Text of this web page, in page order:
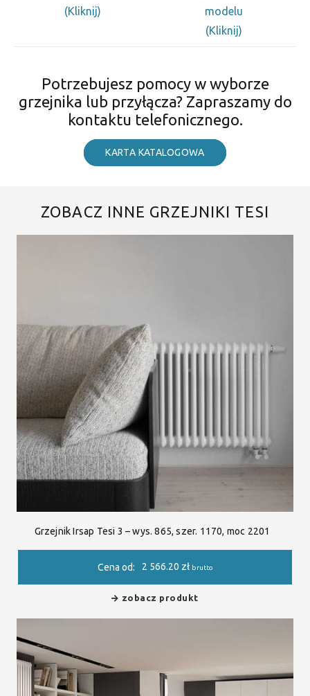
(Kliknij)
modelu
(Kliknij)
Potrzebujesz pomocy w wyborze
grzejnika lub przyłącza? Zapraszamy do
kontaktu telefonicznego.
KARTA KATALOGOWA
ZOBACZ INNE GRZEJNIKI TESI
Grzejnik Irsap Tesi 3 – wys. 865, szer. 1170, moc 2201
Cena od: 2 566.20 zł brutto
zobacz produkt